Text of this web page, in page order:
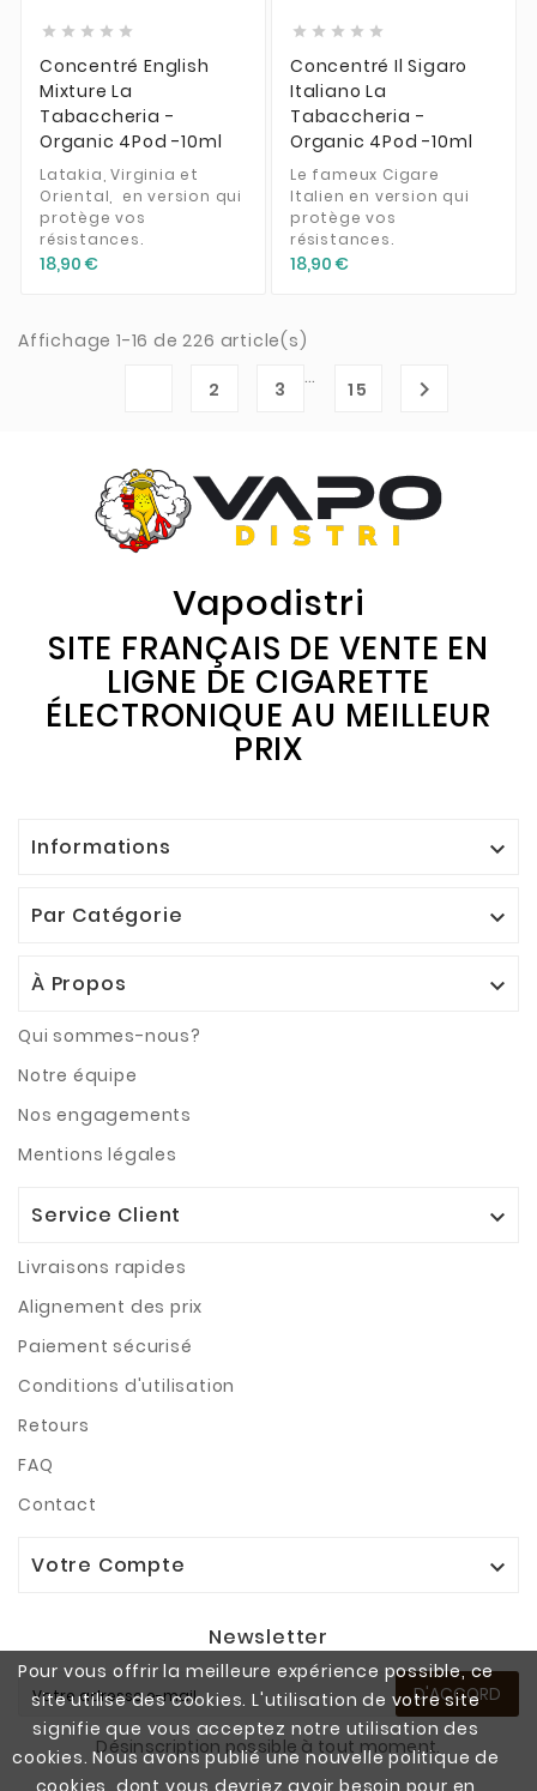
Pour vous offrir la meilleure expérience possible, ce
site utilise des cookies. L'utilisation de votre site
signifie que vous acceptez notre utilisation des
cookies. Nous avons publié une nouvelle politique de
cookies, dont vous devriez avoir besoin pour en
    
Concentré English
Mixture La
Tabaccheria -
Organic 4Pod -10ml
Latakia, Virginia et
Oriental, en version qui
protège vos
résistances.
18,90 €
    
Concentré Il Sigaro
Italiano La
Tabaccheria -
Organic 4Pod -10ml
Le fameux Cigare
Italien en version qui
protège vos
résistances.
18,90 €
Affichage 1-16 de 226 article(s)
2 3
…
15 
Vapodistri
SITE FRANÇAIS DE VENTE EN
LIGNE DE CIGARETTE
ÉLECTRONIQUE AU MEILLEUR
PRIX
Informations 
Par Catégorie 
À Propos 
Qui sommes-nous?
Notre équipe
Nos engagements
Mentions légales
Service Client 
Livraisons rapides
Alignement des prix
Paiement sécurisé
Conditions d'utilisation
Retours
FAQ
Contact
Votre Compte 
Newsletter
D'ACCORD
Désinscription possible à tout moment.